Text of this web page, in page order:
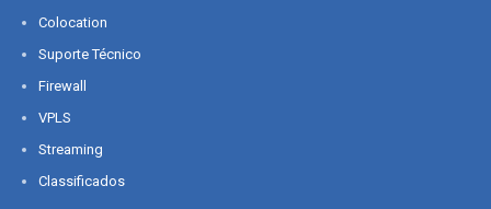
Colocation
Suporte Técnico
Firewall
VPLS
Streaming
Classificados